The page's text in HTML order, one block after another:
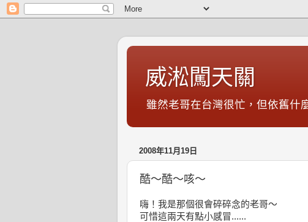
威淞闖天關
雖然老哥在台灣很忙，但依舊什
2008年11月19日
酷～酷～咳～
嗨！我是那個很會碎碎念的老哥～
可惜這兩天有點小感冒......